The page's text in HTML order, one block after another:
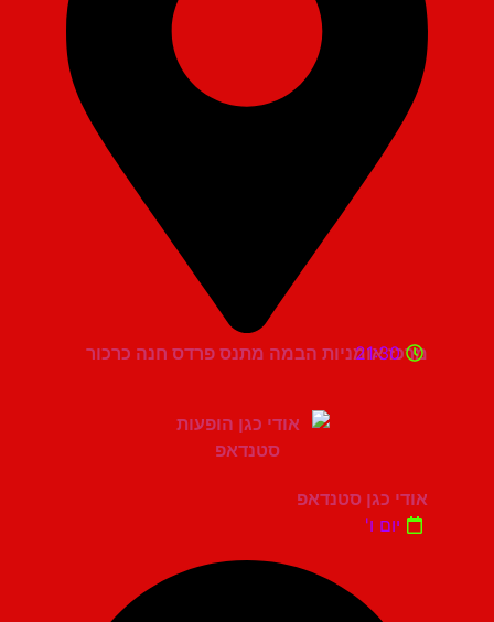
מרכז אומניות הבמה מתנס פרדס חנה כרכור
21:30
אודי כגן סטנדאפ
יום ו'